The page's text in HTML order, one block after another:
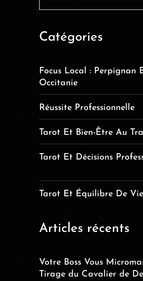
Catégories
Focus Local : Perpignan
Occitanie
Réussite Professionnelle
Tarot Et Bien-Être Au
Tarot Et Décisions
Tarot Et Équilibre De Vie
Articles récents
Votre Boss Vous
Tirage du Cavalier de